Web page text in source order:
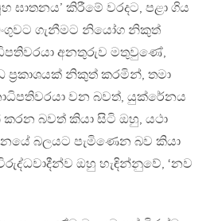
ඝාතනය’ කිරීමේ වරදට, පළා ගිය
ගැනීමට නියෝග නිකුත්
අනතුරුව මතුවුණේ,
ප‍්‍රකාශයක් නිකුත් කරමින්, තමා
වන බවත්, යුක්රේනය
බවත් කියා සිටි ඔහු, යථා
බලයට පැමිණෙන බව කියා
ඔහු හැඳින්නුවේ, ‘නව